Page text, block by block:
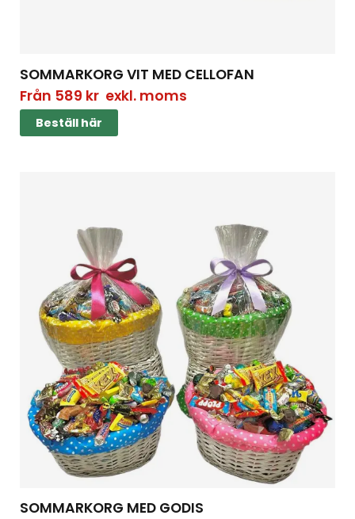
SOMMARKORG VIT MED CELLOFAN
Från 589 krexkl. moms
Beställ här
SOMMARKORG MED GODIS